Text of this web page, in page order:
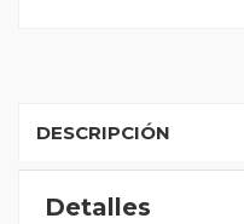
DESCRIPCIÓN
Detalles